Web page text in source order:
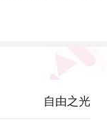
自由之光